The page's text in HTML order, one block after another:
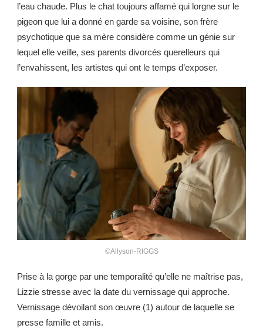
l’eau chaude. Plus le chat toujours affamé qui lorgne sur le
pigeon que lui a donné en garde sa voisine, son frère
psychotique que sa mère considère comme un génie sur
lequel elle veille, ses parents divorcés querelleurs qui
l’envahissent, les artistes qui ont le temps d’exposer.
©Allyson-RIGGS
Prise à la gorge par une temporalité qu’elle ne maîtrise pas,
Lizzie stresse avec la date du vernissage qui approche.
Vernissage dévoilant son œuvre (1) autour de laquelle se
presse famille et amis.